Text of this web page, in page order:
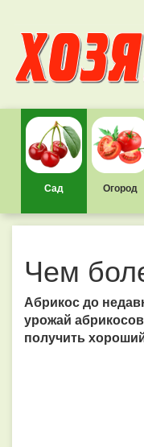
Сад Огород
Чем
Абрикос до
урожай
получить